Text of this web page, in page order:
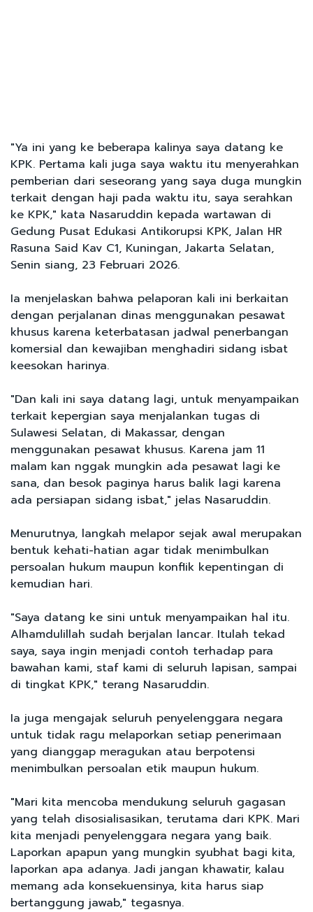
"Ya ini yang ke beberapa kalinya saya datang ke
KPK. Pertama kali juga saya waktu itu menyerahkan
pemberian dari seseorang yang saya duga mungkin
terkait dengan haji pada waktu itu, saya serahkan
ke KPK," kata Nasaruddin kepada wartawan di
Gedung Pusat Edukasi Antikorupsi KPK, Jalan HR
Rasuna Said Kav C1, Kuningan, Jakarta Selatan,
Senin siang, 23 Februari 2026.
Ia menjelaskan bahwa pelaporan kali ini berkaitan
dengan perjalanan dinas menggunakan pesawat
khusus karena keterbatasan jadwal penerbangan
komersial dan kewajiban menghadiri sidang isbat
keesokan harinya.
"Dan kali ini saya datang lagi, untuk menyampaikan
terkait kepergian saya menjalankan tugas di
Sulawesi Selatan, di Makassar, dengan
menggunakan pesawat khusus. Karena jam 11
malam kan nggak mungkin ada pesawat lagi ke
sana, dan besok paginya harus balik lagi karena
ada persiapan sidang isbat," jelas Nasaruddin.
Menurutnya, langkah melapor sejak awal merupakan
bentuk kehati-hatian agar tidak menimbulkan
persoalan hukum maupun konflik kepentingan di
kemudian hari.
"Saya datang ke sini untuk menyampaikan hal itu.
Alhamdulillah sudah berjalan lancar. Itulah tekad
saya, saya ingin menjadi contoh terhadap para
bawahan kami, staf kami di seluruh lapisan, sampai
di tingkat KPK," terang Nasaruddin.
Ia juga mengajak seluruh penyelenggara negara
untuk tidak ragu melaporkan setiap penerimaan
yang dianggap meragukan atau berpotensi
menimbulkan persoalan etik maupun hukum.
"Mari kita mencoba mendukung seluruh gagasan
yang telah disosialisasikan, terutama dari KPK. Mari
kita menjadi penyelenggara negara yang baik.
Laporkan apapun yang mungkin syubhat bagi kita,
laporkan apa adanya. Jadi jangan khawatir, kalau
memang ada konsekuensinya, kita harus siap
bertanggung jawab," tegasnya.